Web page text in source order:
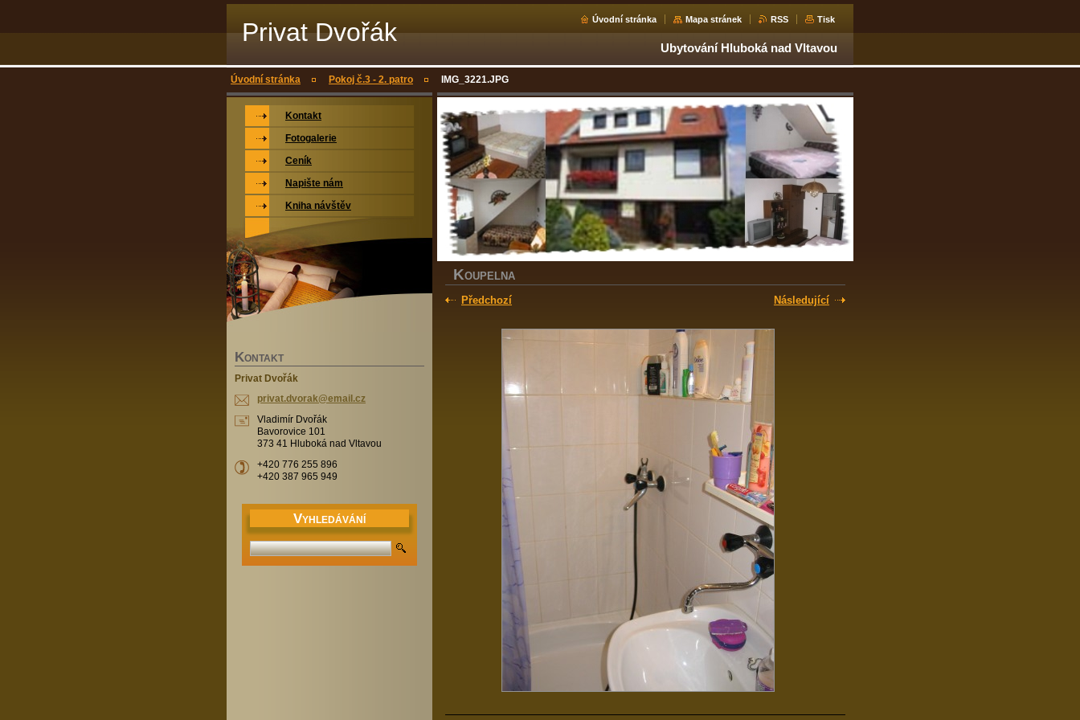
Privat Dvořák Úvodní stránka Mapa stránek RSS Tisk
Ubytování Hluboká nad Vltavou
Úvodní stránka Pokoj č.3 - 2. patro IMG_3221.JPG
KOUPELNA
Předchozí
Následující
Kontakt
Fotogalerie
Ceník
Napište nám
Kniha návštěv
KONTAKT
Privat Dvořák
privat.dvorak@email.cz
Vladimír Dvořák
Bavorovice 101
373 41 Hluboká nad Vltavou
+420 776 255 896
+420 387 965 949
VYHLEDÁVÁNÍ